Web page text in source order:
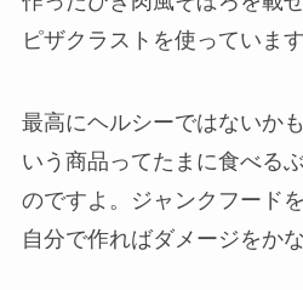
ピザクラストを使っています
最高にヘルシーではないか
いう商品ってたまに食べる
のですよ。ジャンクフード
自分で作ればダメージをか